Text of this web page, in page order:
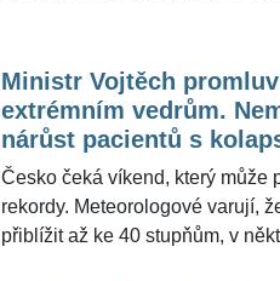
teplota neklesla pod 23,7 °C.
mají přijít v dalších dnech a
vyloučit ani ohrožení
Meteorologové z
ŽivotvČesku.cz doplnili, že
ochlazení a bouřky dorazí až v
Moravě může být ještě výrazné
Ministr Vojtěch
extrémním vedrům.
nárůst pacientů s
Česko čeká víkend, který může
rekordy. Meteorologové varují,
přiblížit až ke 40 stupňům, v